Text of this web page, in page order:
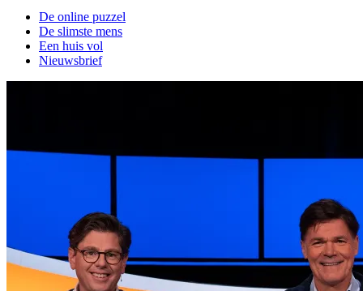
De online puzzel
De slimste mens
Een huis vol
Nieuwsbrief